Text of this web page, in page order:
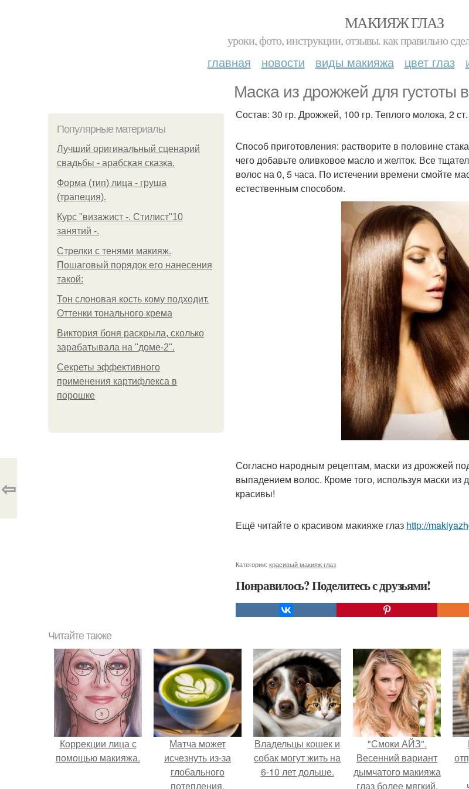
МАКИЯЖ ГЛАЗ
уроки, фото, инструкции, отзывы. как правильно
главная новости виды макияжа цвет глаз
Маска из дрожжей для густоты
Популярные материалы
Лучший оригинальный сценарий
свадьбы - арабская сказка.
Форма (тип) лица - груша
(трапеция).
Курс "визажист -. Стилист"10
занятий -.
Стрелки с тенями макияж.
Пошаговый порядок его нанесения
такой:
Тон слоновая кость кому подходит.
Оттенки тонального крема
Виктория боня раскрыла, сколько
зарабатывала на "доме-2".
Секреты эффективного
применения картифлекса в
порошке
Состав: 30 гр. Дрожжей, 100 гр. Теплого молока, 2
Способ приготовления: растворите в половине
чего добавьте оливковое масло и желток. Все
волос на 0, 5 часа. По истечении времени смойте
естественным способом.
Согласно народным рецептам, маски из дрожжей
выпадением волос. Кроме того, используя маски из
красивы!
Ещё читайте о красивом макияже глаз http://
Категории: красивый макияж глаз
Понравилось? Поделитесь с друзьями!
⇦
Читайте также
Коррекции лица с
помощью макияжа.
Матча может
исчезнуть из-за
глобального
потепления.
Владельцы кошек и
собак могут жить на
6-10 лет дольше.
"Смоки АЙЗ".
Весенний вариант
дымчатого макияжа
глаз более мягкий,